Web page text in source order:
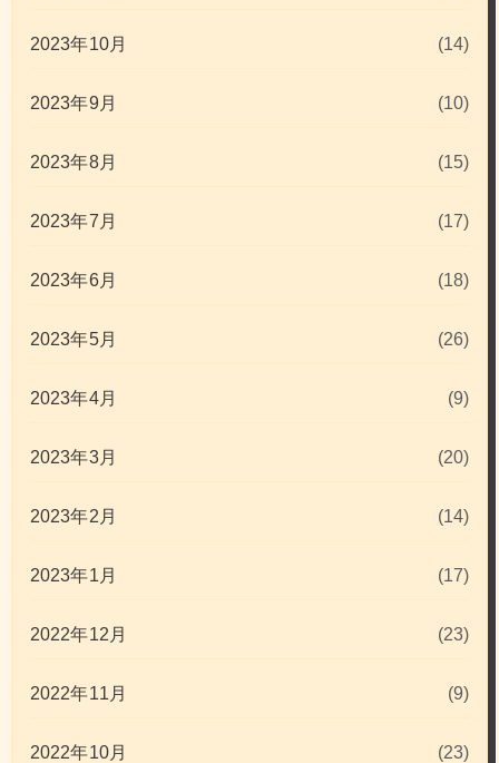
2023年10月 (14)
2023年9月 (10)
2023年8月 (15)
2023年7月 (17)
2023年6月 (18)
2023年5月 (26)
2023年4月 (9)
2023年3月 (20)
2023年2月 (14)
2023年1月 (17)
2022年12月 (23)
2022年11月 (9)
2022年10月 (23)